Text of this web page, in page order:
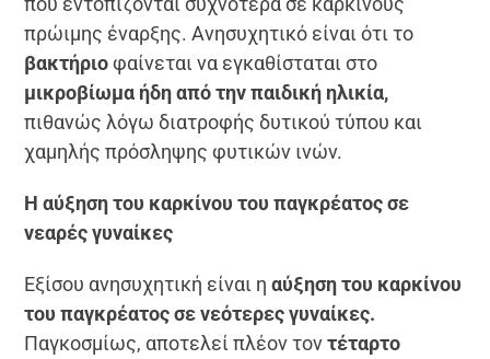
πρώιμης έναρξης. Ανησυχητικό είναι ότι το
βακτήριοφαίνεται να εγκαθίσταται στο
μικροβίωμα ήδη από την παιδική ηλικία,
πιθανώς λόγω διατροφής δυτικού τύπου και
χαμηλής πρόσληψης φυτικών ινών.
Η αύξηση του καρκίνου του παγκρέατος σε
νεαρές γυναίκες
Εξίσου ανησυχητική είναι η αύξηση του καρκίνου
του παγκρέατος σε νεότερες γυναίκες.
Παγκοσμίως, αποτελεί πλέον τοντέταρτο